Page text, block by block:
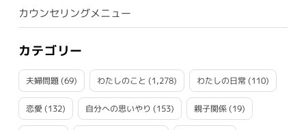
カウンセリングメニュー
カテゴリー
夫婦問題(69) わたしのこと (1,278) わたしの日常(110)
恋愛 (132) 自分への思いやり (153) 親子関係(19)